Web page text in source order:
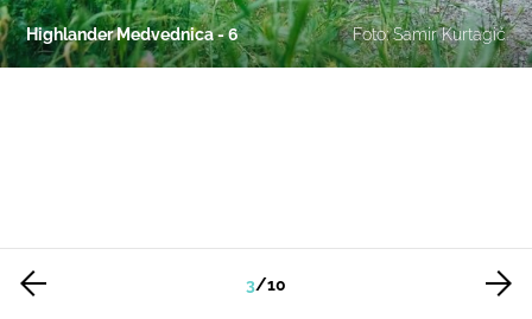
Highlander Medvednica - 6 Foto: Samir Kurtagić
3/10